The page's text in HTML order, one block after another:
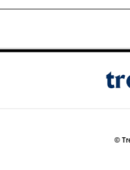
©